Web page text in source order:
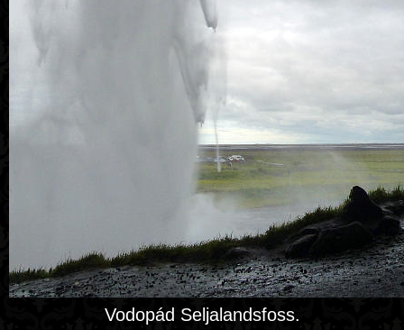
Vodopád Seljalandsfoss.